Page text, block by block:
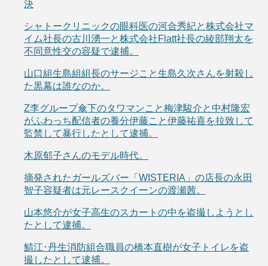
決
シャトークリニックの眼科医の河合秀紀と株式会社マ
イム社長の古川湧一と株式会社Flatt社長の綾部翔太を
不同意性交の容疑で逮捕。
山口組生島組組長のサージこと生島久次さんを射殺し
た黒幕は誰なのか。
Z李グループ傘下のタワマンこと梅津駿介と中村隆宏
がふわっち配信者の養分伊藤こと伊藤祐喜を拉致して
監禁して暴行したとして逮捕。
木原郁子さんのモデル時代。
摘発されたガールズバー「WISTERIA」の店長の永田
智子容疑者は元レースクイーンの渡瀬茜。
山本悠介が女子高生のスカートの中を盗撮しようとし
たとして逮捕。
鯖江･丹生消防組合職員の橋本直樹が女子トイレを盗
撮したとして逮捕。